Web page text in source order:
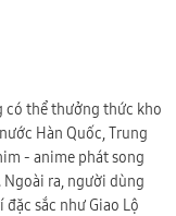
có thể thưởng thức kho
Hàn Quốc, Trung
- anime phát song
ra, người dùng
sắc như Giao Lộ